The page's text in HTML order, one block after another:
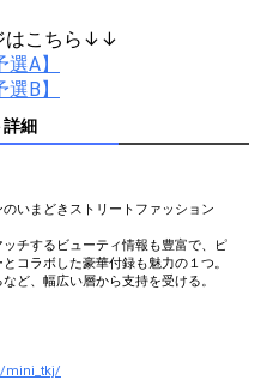
はこちら↓↓
選A】
選B】
詳細
いまどきストリートファッション
チするビューティ情報も豊富で、ピ
コラボした豪華付録も魅力の１つ。
ど、幅広い層から支持を受ける。
mini_tkj/